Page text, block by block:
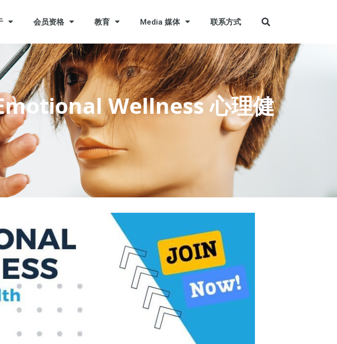
会员资格 教育 Media 媒体 联系方式
Wellness 心理健